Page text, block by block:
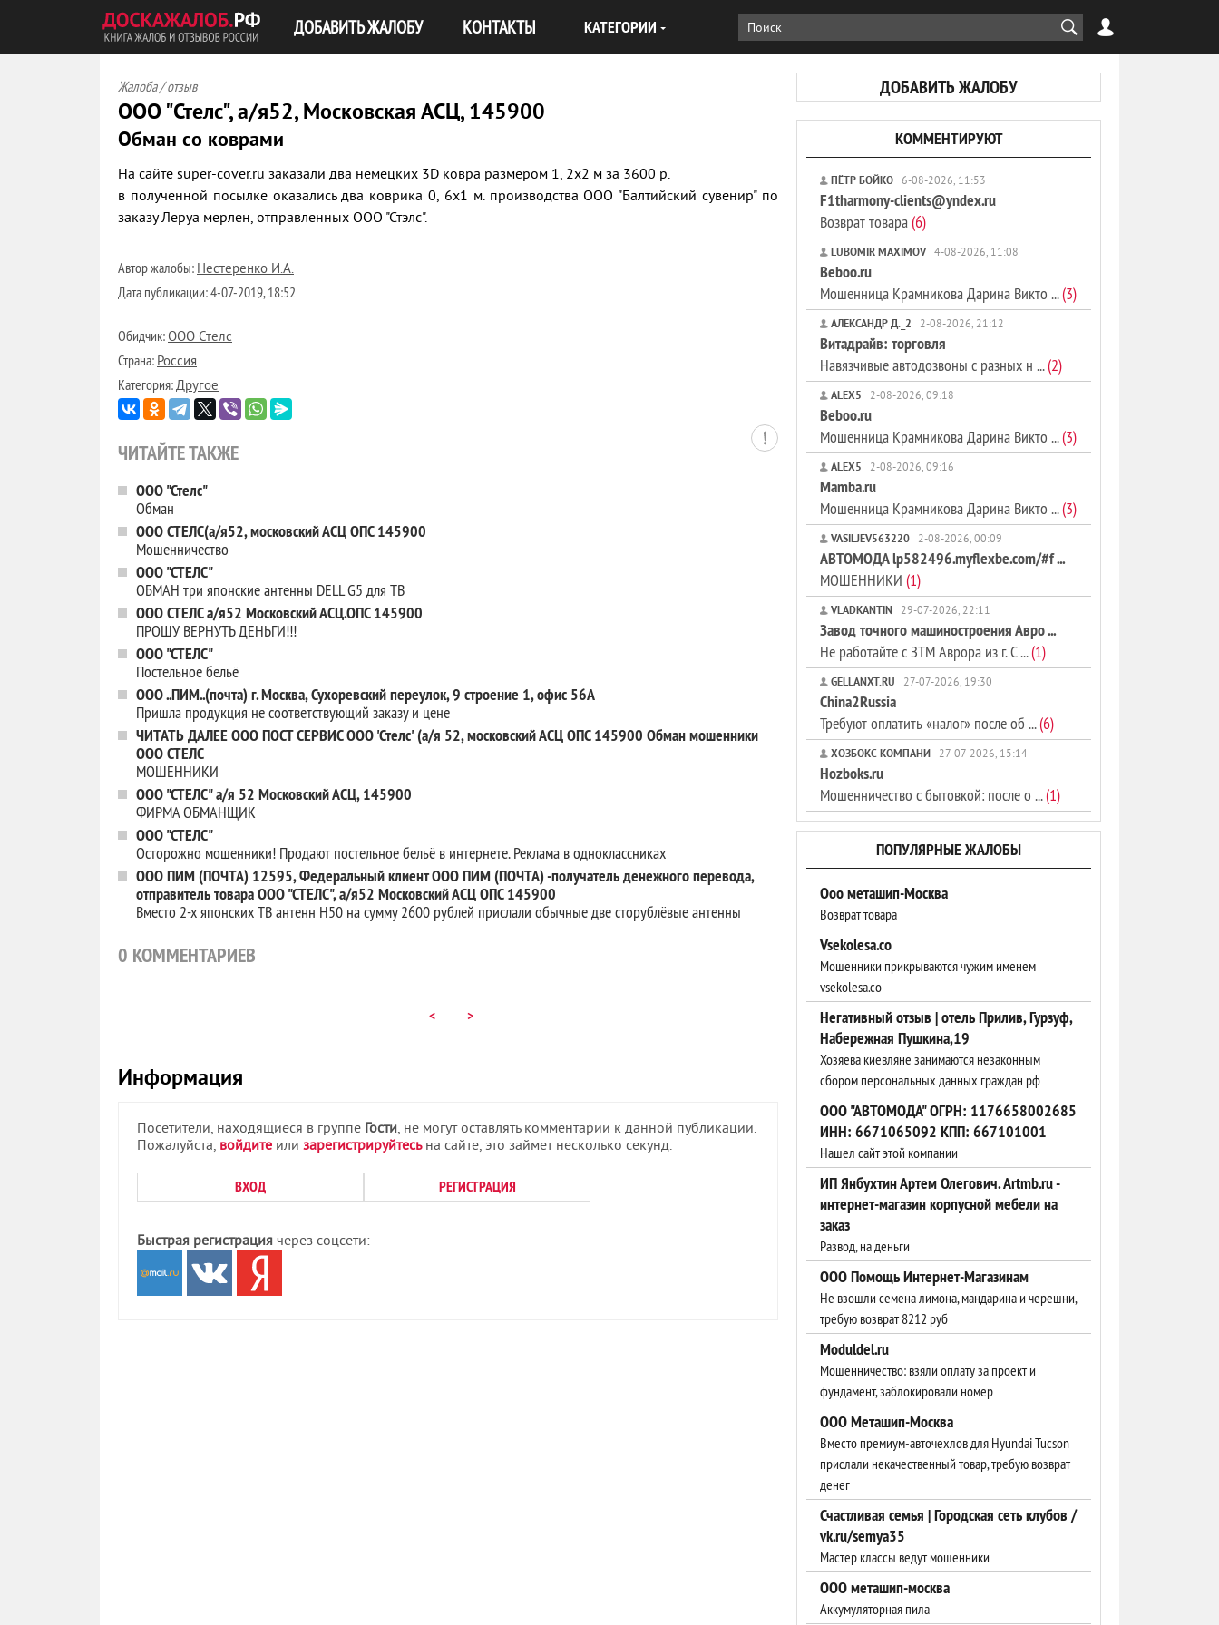
ДОБАВИТЬ ЖАЛОБУ КОНТАКТЫ КАТЕГОРИИ
ДОБАВИТЬ ЖАЛОБУ
Жалоба / отзыв
ООО "Стелс", а/я52, Московская АСЦ, 145900
Обман со коврами
На сайте super-cover.ru заказали два немецких 3D ковра размером 1, 2х2 м за 3600 р.
в полученной посылке оказались два коврика 0, 6х1 м. производства ООО "Балтийский сувенир" по
заказу Леруа мерлен, отправленных ООО "Стэлс".
Автор жалобы:Нестеренко И.А.
Дата публикации:4-07-2019, 18:52
Обидчик:ООО Стелс
Страна:Россия
Категория:Другое
ЧИТАЙТЕ ТАКЖЕ
ООО "Стелс"
Обман
ООО СТЕЛС(а/я52, московский АСЦ ОПС 145900
Мошенничество
ООО "СТЕЛС"
ОБМАН три японские антенны DELL G5 для ТВ
ООО СТЕЛС а/я52 Московский АСЦ.ОПС 145900
ПРОШУ ВЕРНУТЬ ДЕНЬГИ!!!
ООО "СТЕЛС"
Постельное бельё
ООО ..ПИМ..(почта) г. Москва, Сухоревский переулок, 9 строение 1, офис 56А
Пришла продукция не соответствующий заказу и цене
ЧИТАТЬ ДАЛЕЕ ООО ПОСТ СЕРВИС ООО 'Стелс' (а/я 52, московский АСЦ ОПС 145900 Обман мошенники
ООО СТЕЛС
МОШЕННИКИ
ООО "СТЕЛС" а/я 52 Московский АСЦ, 145900
ФИРМА ОБМАНЩИК
ООО "СТЕЛС"
Осторожно мошенники! Продают постельное бельё в интернете. Реклама в одноклассниках
ООО ПИМ (ПОЧТА) 12595, Федеральный клиент ООО ПИМ (ПОЧТА) -получатель денежного перевода,
отправитель товара ООО "СТЕЛС", а/я52 Московский АСЦ ОПС 145900
Вместо 2-х японских ТВ антенн Н50 на сумму 2600 рублей прислали обычные две сторублёвые антенны
0 КОММЕНТАРИЕВ
< >
Информация
Посетители, находящиеся в группе Гости, не могут оставлять комментарии к данной публикации.
Пожалуйста, войдите или зарегистрируйтесьна сайте, это займет несколько секунд.
ВХОД РЕГИСТРАЦИЯ
Быстрая регистрация через соцсети:
КОММЕНТИРУЮТ
ПЁТР БОЙКО 6-08-2026, 11:53
F1tharmony-clients@yndex.ru
Возврат товара(6)
LUBOMIR MAXIMOV 4-08-2026, 11:08
Beboo.ru
Мошенница Крамникова Дарина Викто ...(3)
АЛЕКСАНДР Д._2 2-08-2026, 21:12
Витадрайв: торговля
Навязчивые автодозвоны с разных н ...(2)
ALEX5 2-08-2026, 09:18
Beboo.ru
Мошенница Крамникова Дарина Викто ...(3)
ALEX5 2-08-2026, 09:16
Mamba.ru
Мошенница Крамникова Дарина Викто ...(3)
VASILJEV563220 2-08-2026, 00:09
АВТОМОДА lp582496.myflexbe.com/#f ...
МОШЕННИКИ (1)
VLADKANTIN 29-07-2026, 22:11
Завод точного машиностроения Авро ...
Не работайте с ЗТМ Аврора из г. С ...(1)
GELLANXT.RU 27-07-2026, 19:30
China2Russia
Требуют оплатить «налог» после об ...(6)
ХОЗБОКС КОМПАНИ 27-07-2026, 15:14
Hozboks.ru
Мошенничество с бытовкой: после о ...(1)
ПОПУЛЯРНЫЕ ЖАЛОБЫ
Ооо меташип-Москва
Возврат товара
Vsekolesa.co
Мошенники прикрываются чужим именем
vsekolesa.co
Негативный отзыв | отель Прилив, Гурзуф,
Набережная Пушкина,19
Хозяева киевляне занимаются незаконным
сбором персональных данных граждан рф
ООО "АВТОМОДА" ОГРН: 1176658002685
ИНН: 6671065092 КПП: 667101001
Нашел сайт этой компании
ИП Янбухтин Артем Олегович. Artmb.ru -
интернет-магазин корпусной мебели на
заказ
Развод, на деньги
ООО Помощь Интернет-Магазинам
Не взошли семена лимона, мандарина и черешни,
требую возврат 8212 руб
Moduldel.ru
Мошенничество: взяли оплату за проект и
фундамент, заблокировали номер
ООО Меташип-Москва
Вместо премиум-авточехлов для Hyundai Tucson
прислали некачественный товар, требую возврат
денег
Счастливая семья | Городская сеть клубов /
vk.ru/semya35
Мастер классы ведут мошенники
ООО меташип-москва
Аккумуляторная пила